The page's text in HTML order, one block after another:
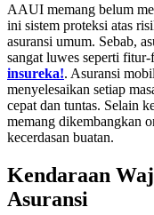
AAUI memang belum
ini sistem proteksi atas
asuransi umum. Sebab,
sangat luwes seperti
insureka!. Asuransi
menyelesaikan setiap
cepat dan tuntas. Selain
memang dikembangkan
kecerdasan buatan.
Kendaraan
Asuransi